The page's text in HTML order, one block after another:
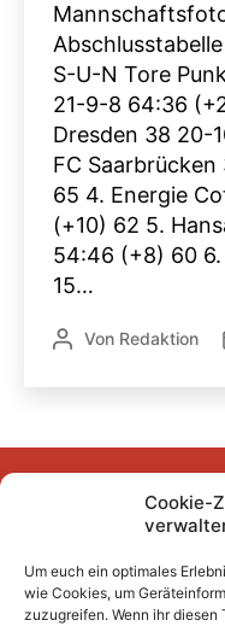
Cookie-
Um euch ein optimales
wie Cookies, um
zuzugreifen. Wenn ihr
S-U-N Tore
21-9-8 64:36
Dresden 38 20-
FC Saarbrücken
65 4. Energie
(+10) 62 5.
54:46 (+8) 60
15…
Beitragsautor
Von Redaktion
FacebookInstagram
Unser Archiv